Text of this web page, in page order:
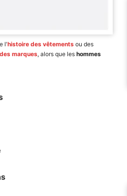
l'histoire des vêtements ou des
marques, alors que les hommes